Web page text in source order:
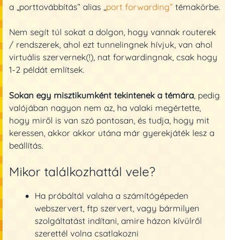
a „porttovábbítás” alias „ port forwarding” témakörbe.
Nem segít túl sokat a dolgon, hogy vannak routerek
/ rendszerek, ahol ezt tunnelingnek hívjuk, van ahol
virtuális szervernek(!), nat forwardingnak, csak hogy
1-2 példát említsek.
Sokan egy misztikumként tekintenek a témára , pedig
valójában nagyon nem az, ha valaki megértette,
hogy miről is van szó pontosan, és tudja, hogy mit
keressen, akkor akkor utána már gyerekjáték lesz a
beállítás.
Mikor találkozhattál vele?
Ha próbáltál valaha a számítógépeden
webszervert, ftp szervert, vagy bármilyen
szolgáltatást indítani, amire házon kívülről
szerettél volna csatlakozni